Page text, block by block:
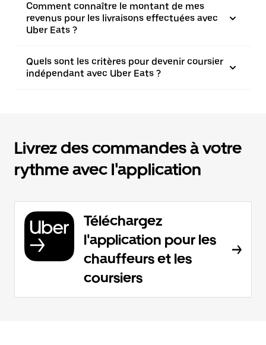
Comment connaître le montant de mes
revenus pour les livraisons effectuées avec
Uber Eats ?
Quels sont les critères pour devenir coursier
indépendant avec Uber Eats ?
Livrez des commandes à votre
rythme avec l'application
Téléchargez
l'application pour les
chauffeurs et les
coursiers